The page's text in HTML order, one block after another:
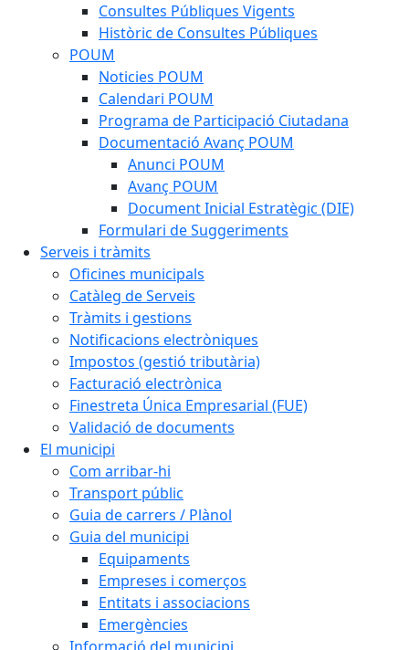
Consultes Públiques Vigents
Històric de Consultes Públiques
POUM
Noticies POUM
Calendari POUM
Programa de Participació Ciutadana
Documentació Avanç POUM
Anunci POUM
Avanç POUM
Document Inicial Estratègic (DIE)
Formulari de Suggeriments
Serveis i tràmits
Oficines municipals
Catàleg de Serveis
Tràmits i gestions
Notificacions electròniques
Impostos (gestió tributària)
Facturació electrònica
Finestreta Única Empresarial (FUE)
Validació de documents
El municipi
Com arribar-hi
Transport públic
Guia de carrers / Plànol
Guia del municipi
Equipaments
Empreses i comerços
Entitats i associacions
Emergències